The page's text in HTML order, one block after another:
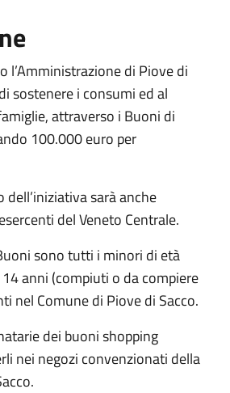
l’Amministrazione di Piove di
sostenere i consumi ed al
attraverso i Buoni di
100.000 euro per
sarà anche
del Veneto Centrale.
sono tutti i minori di età
anni (compiuti o da compiere
nel Comune di Piove di Sacco.
dei buoni shopping
nei negozi convenzionati della